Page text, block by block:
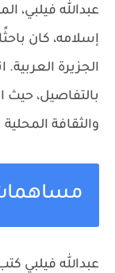
عبدالله فيلبي،
إسلامه، كان
الجزيرة
بالتفاصيل،
والثقافة
عبدالله فيلبي